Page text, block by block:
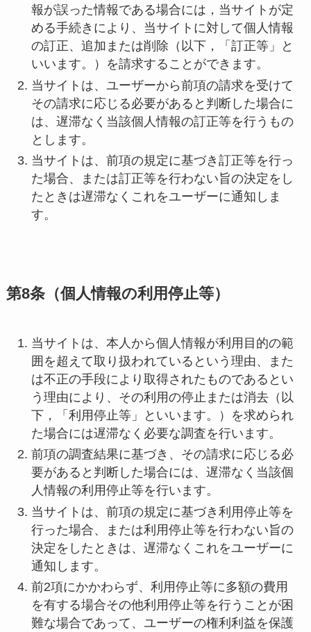
報が誤った情報である場合には，当サイトが定
める手続きにより、当サイトに対して個人情報
の訂正、追加または削除（以下，「訂正等」と
いいます。）を請求することができます。
当サイトは、ユーザーから前項の請求を受けて
その請求に応じる必要があると判断した場合に
は、遅滞なく当該個人情報の訂正等を行うもの
とします。
当サイトは、前項の規定に基づき訂正等を行っ
た場合、または訂正等を行わない旨の決定をし
たときは遅滞なくこれをユーザーに通知しま
す。
第8条（個人情報の利用停止等）
当サイトは、本人から個人情報が利用目的の範
囲を超えて取り扱われているという理由、また
は不正の手段により取得されたものであるとい
う理由により、その利用の停止または消去（以
下，「利用停止等」といいます。）を求められ
た場合には遅滞なく必要な調査を行います。
前項の調査結果に基づき、その請求に応じる必
要があると判断した場合には、遅滞なく当該個
人情報の利用停止等を行います。
当サイトは、前項の規定に基づき利用停止等を
行った場合、または利用停止等を行わない旨の
決定をしたときは、遅滞なくこれをユーザーに
通知します。
前2項にかかわらず、利用停止等に多額の費用
を有する場合その他利用停止等を行うことが困
難な場合であって、ユーザーの権利利益を保護